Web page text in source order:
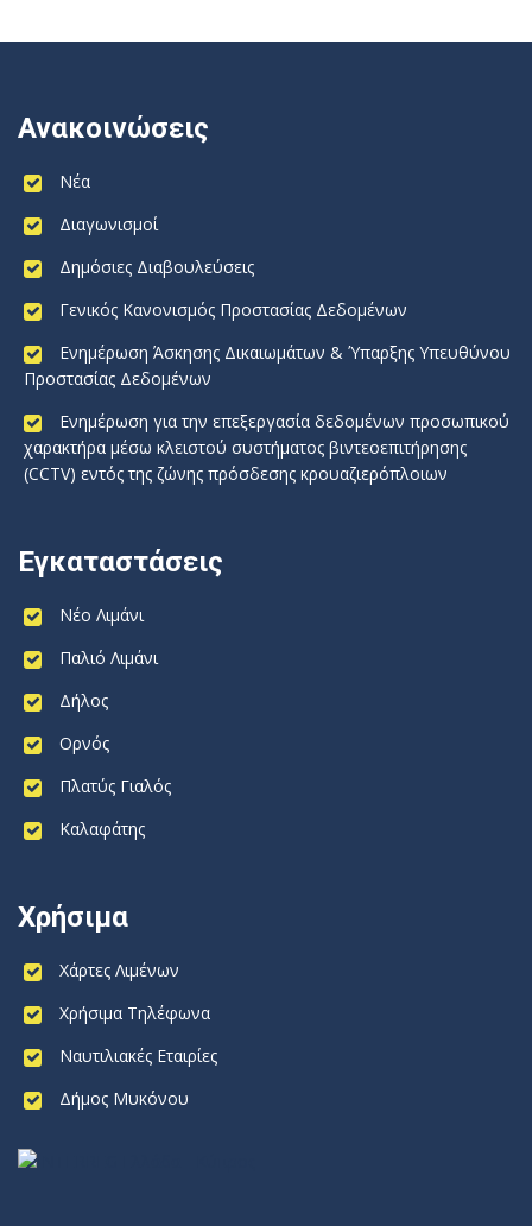
Ανακοινώσεις
Νέα
Διαγωνισμοί
Δημόσιες Διαβουλεύσεις
Γενικός Κανονισμός Προστασίας Δεδομένων
Ενημέρωση Άσκησης Δικαιωμάτων & Ύπαρξης Υπευθύνου
Προστασίας Δεδομένων
Ενημέρωση για την επεξεργασία δεδομένων προσωπικού
χαρακτήρα μέσω κλειστού συστήματος βιντεοεπιτήρησης
(CCTV) εντός της ζώνης πρόσδεσης κρουαζιερόπλοιων
Εγκαταστάσεις
Νέο Λιμάνι
Παλιό Λιμάνι
Δήλος
Ορνός
Πλατύς Γιαλός
Καλαφάτης
Χρήσιμα
Χάρτες Λιμένων
Χρήσιμα Τηλέφωνα
Ναυτιλιακές Εταιρίες
Δήμος Μυκόνου